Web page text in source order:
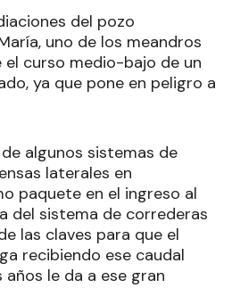
del pozo
uno de los meandros
el curso medio-bajo de un
ya que pone en peligro a
algunos sistemas de
laterales en
paquete en el ingreso al
del sistema de correderas
las claves para que el
recibiendo ese caudal
le da a ese gran